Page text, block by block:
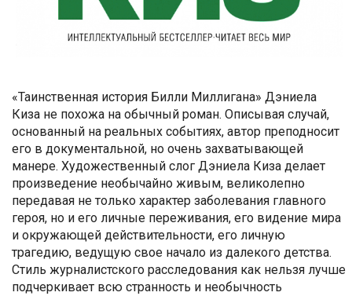
«Таинственная история Билли Миллигана» Дэниела
Киза не похожа на обычный роман. Описывая случай,
основанный на реальных событиях, автор преподносит
его в документальной, но очень захватывающей
манере. Художественный слог Дэниела Киза делает
произведение необычайно живым, великолепно
передавая не только характер заболевания главного
героя, но и его личные переживания, его видение мира
и окружающей действительности, его личную
трагедию, ведущую свое начало из далекого детства.
Стиль журналистского расследования как нельзя лучше
подчеркивает всю странность и необычность